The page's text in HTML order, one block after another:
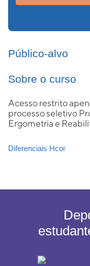
Público-alvo
Sobre o curso
Acesso restrito
processo seletivo
Ergometria e
Diferenciais Hcor